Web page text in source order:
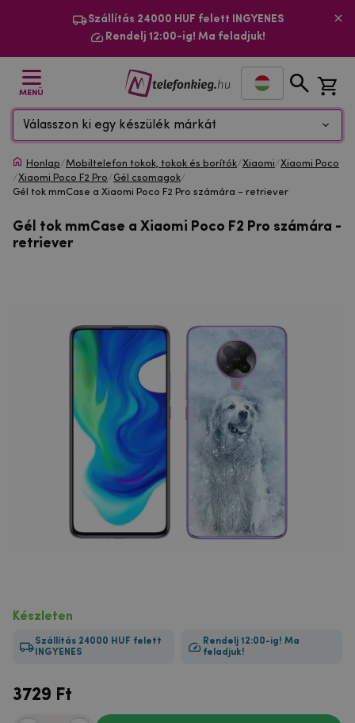
Szállítás 24000 HUF felett INGYENES
Rendelj 12:00-ig! Ma feladjuk!
MENÜ
Válasszon ki egy készülék márkát
Honlap/Mobiltelefon tokok, tokok és borítók/Xiaomi/Xiaomi Poco
/Xiaomi Poco F2 Pro/Gél csomagok/
Gél tok mmCase a Xiaomi Poco F2 Pro számára - retriever
Gél tok mmCase a Xiaomi Poco F2 Pro számára -
retriever
Készleten
Szállítás 24000 HUF felett
INGYENES
Rendelj 12:00-ig! Ma
feladjuk!
3729 Ft